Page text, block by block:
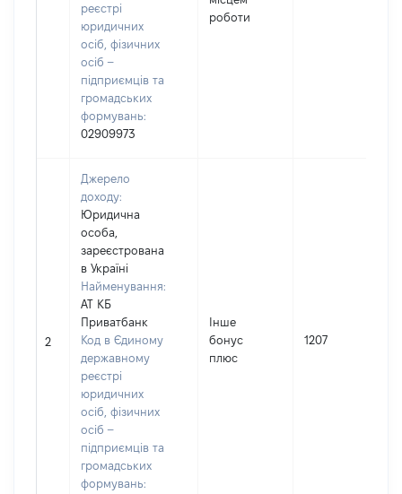
реєстрі
юридичних
осіб, фізичних
осіб –
підприємців та
громадських
формувань:
02909973
роботи
2
Джерело
доходу:
Юридична
особа,
зареєстрована
в Україні
Найменування:
АТ КБ
Приватбанк
Код в Єдиному
державному
реєстрі
юридичних
осіб, фізичних
осіб –
підприємців та
громадських
формувань:
Інше
бонус
плюс
1207